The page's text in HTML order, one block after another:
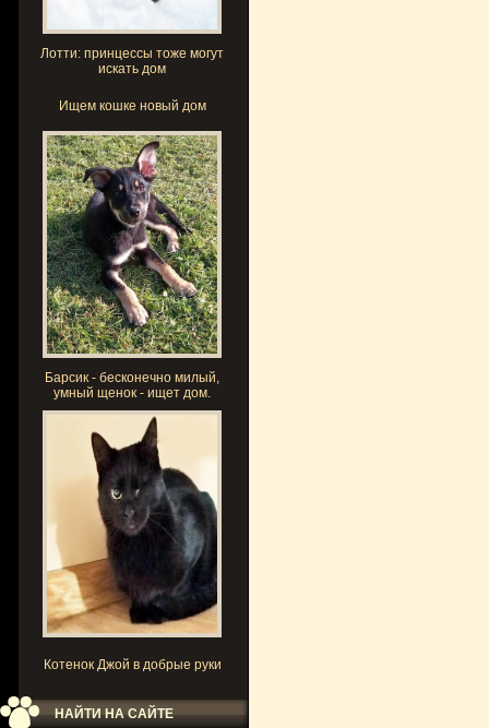
Лотти: принцессы тоже могут
искать дом
Ищем кошке новый дом
Барсик - бесконечно милый,
умный щенок - ищет дом.
Котенок Джой в добрые руки
НАЙТИ НА САЙТЕ